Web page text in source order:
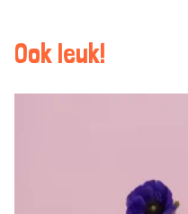
Ook leuk!